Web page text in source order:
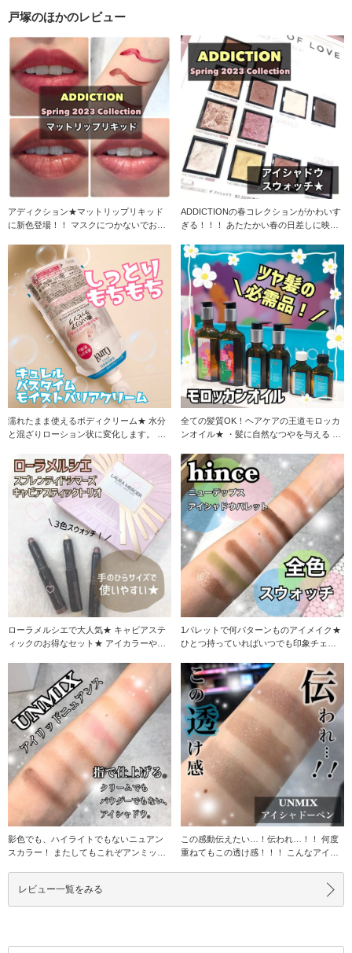
戸塚のほかのレビュー
アディクション★マットリップリキッド
に新色登場！！ マスクにつかないでおな
ADDICTIONの春コレクションがかわいす
ぎる！！！ あたたかい春の日差しに映え
濡れたまま使えるボディクリーム★ 水分
と混ざりローション状に変化します。 お
全ての髪質OK！ヘアケアの王道モロッカ
ンオイル★ ・髪に自然なつやを与える ・
ローラメルシエで大人気★ キャビアステ
ィックのお得なセット★ アイカラーやア
1パレットで何パターンものアイメイク★
ひとつ持っていればいつでも印象チェン
影色でも、ハイライトでもないニュアン
スカラー！ またしてもこれぞアンミック
この感動伝えたい…！伝われ…！！ 何度
重ねてもこの透け感！！！ こんなアイシ
レビュー一覧をみる